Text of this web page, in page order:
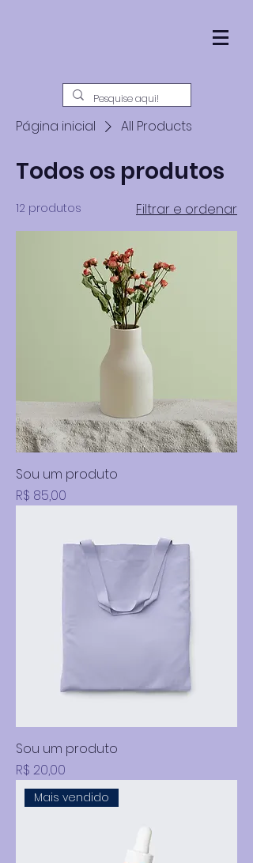
Página inicial All Products
Todos os produtos
12 produtos Filtrar e ordenar
Sou um produto
Preço
R$ 85,00
Sou um produto
Preço
R$ 20,00
Mais vendido